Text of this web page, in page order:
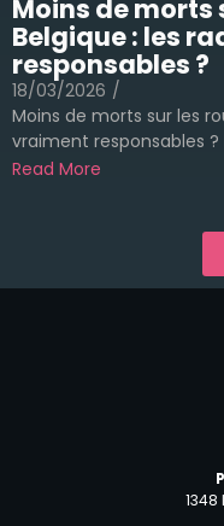
Moins de morts
Belgique : les
responsables ?
18/03/2026 /
Moins de morts sur les
vraiment responsables ?
Read More